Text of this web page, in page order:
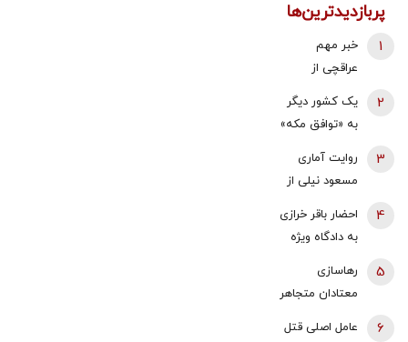
پربازدیدترین‌ها
خبر مهم
عراقچی از
عمان درباره
تنگه هرمز
1
یک کشور دیگر
به «توافق مکه»
کرد
2
روایت آماری
مسعود نیلی از
شده و ۱۶‌
3
احضار باقر خرازی
به دادگاه ویژه
روایت روزنامه
4
رهاسازی
معتادان متجاهر
5
عامل اصلی قتل 6